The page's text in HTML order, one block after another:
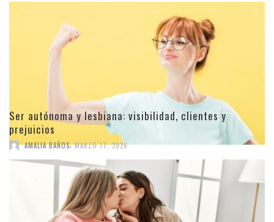
Ser autónoma y lesbiana: visibilidad, clientes y
prejuicios
AMALIA BAÑOS, MARZO 17, 2026